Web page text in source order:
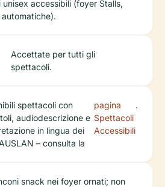
unisex accessibili (foyer Stalls,
Accettate per tutti gli
spettacoli.
spettacoli con
audiodescrizione e
in lingua dei
– consulta la
pagina
Spettacoli
Accessibili
.
snack nei foyer ornati; non